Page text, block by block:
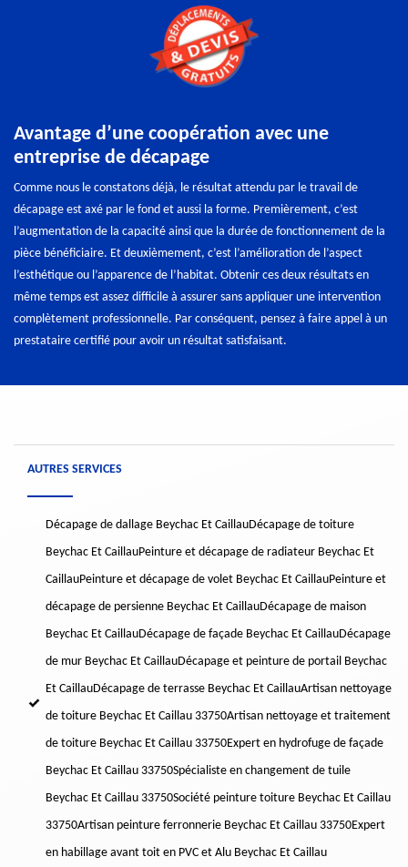
Avantage d’une coopération avec une
entreprise de décapage
Comme nous le constatons déjà, le résultat attendu par le travail de
décapage est axé par le fond et aussi la forme. Premièrement, c’est
l’augmentation de la capacité ainsi que la durée de fonctionnement de la
pièce bénéficiaire. Et deuxièmement, c’est l’amélioration de l’aspect
l’esthétique ou l’apparence de l’habitat. Obtenir ces deux résultats en
même temps est assez difficile à assurer sans appliquer une intervention
complètement professionnelle. Par conséquent, pensez à faire appel à un
prestataire certifié pour avoir un résultat satisfaisant.
AUTRES SERVICES
Décapage de dallage Beychac Et CaillauDécapage de toiture
Beychac Et CaillauPeinture et décapage de radiateur Beychac Et
CaillauPeinture et décapage de volet Beychac Et CaillauPeinture et
décapage de persienne Beychac Et CaillauDécapage de maison
Beychac Et CaillauDécapage de façade Beychac Et CaillauDécapage
de mur Beychac Et CaillauDécapage et peinture de portail Beychac
Et CaillauDécapage de terrasse Beychac Et CaillauArtisan nettoyage
de toiture Beychac Et Caillau 33750Artisan nettoyage et traitement
de toiture Beychac Et Caillau 33750Expert en hydrofuge de façade
Beychac Et Caillau 33750Spécialiste en changement de tuile
Beychac Et Caillau 33750Société peinture toiture Beychac Et Caillau
33750Artisan peinture ferronnerie Beychac Et Caillau 33750Expert
en habillage avant toit en PVC et Alu Beychac Et Caillau